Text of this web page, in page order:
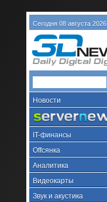
Сегодня 08 августа 2026
Новости
IT-финансы
Offсянка
Аналитика
Видеокарты
Звук и акустика